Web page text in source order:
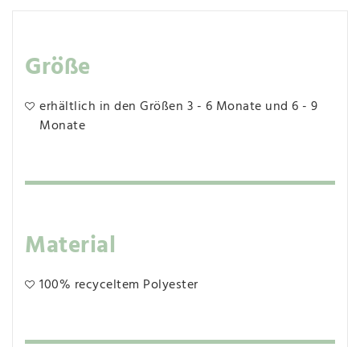
Größe
erhältlich in den Größen 3 - 6 Monate und 6 - 9
Monate
Material
100% recyceltem Polyester